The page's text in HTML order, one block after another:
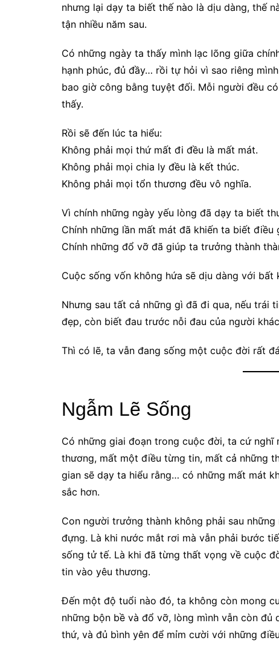
nhưng lại dạy ta biết thế nào là dịu dàng, thế
tận nhiều năm sau.
Có những ngày ta thấy mình lạc lõng giữa
hạnh phúc, đủ đầy… rồi tự hỏi vì sao riêng
bao giờ công bằng tuyệt đối. Mỗi người đều
thấy.
Rồi sẽ đến lúc ta hiểu:
Không phải mọi thứ mất đi đều là mất mát.
Không phải mọi chia ly đều là kết thúc.
Không phải mọi tổn thương đều vô nghĩa.
Vì chính những ngày yếu lòng đã dạy ta biết
Chính những lần mất mát đã khiến ta biết điều
Chính những đổ vỡ đã giúp ta trưởng thành
Cuộc sống vốn không hứa sẽ dịu dàng với bất
Nhưng sau tất cả những gì đã đi qua, nếu trái
đẹp, còn biết đau trước nỗi đau của người
Thì có lẽ, ta vẫn đang sống một cuộc đời rất
Ngẫm Lẽ Sống
Có những giai đoạn trong cuộc đời, ta cứ
thương, mất một điều từng tin, mất cả những
gian sẽ dạy ta hiểu rằng… có những mất mát
sắc hơn.
Con người trưởng thành không phải sau
đựng. Là khi nước mắt rơi mà vẫn phải bước
sống tử tế. Là khi đã từng thất vọng về cuộc
tin vào yêu thương.
Đến một độ tuổi nào đó, ta không còn mong
những bộn bề và đổ vỡ, lòng mình vẫn còn
thứ, và đủ bình yên để mỉm cười với những